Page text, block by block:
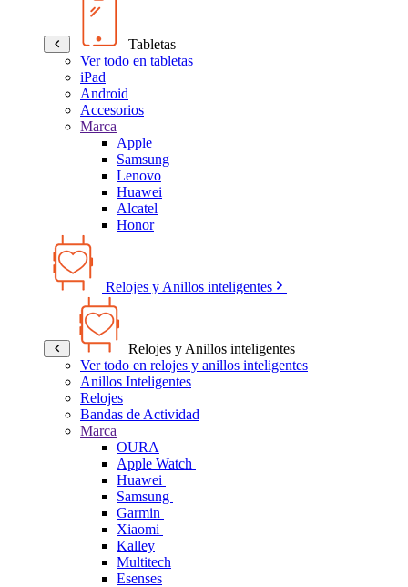
Tabletas
Ver todo en tabletas
iPad
Android
Accesorios
Marca
Apple
Samsung
Lenovo
Huawei
Alcatel
Honor
Relojes y Anillos inteligentes
Relojes y Anillos inteligentes
Ver todo en relojes y anillos inteligentes
Anillos Inteligentes
Relojes
Bandas de Actividad
Marca
OURA
Apple Watch
Huawei
Samsung
Garmin
Xiaomi
Kalley
Multitech
Esenses